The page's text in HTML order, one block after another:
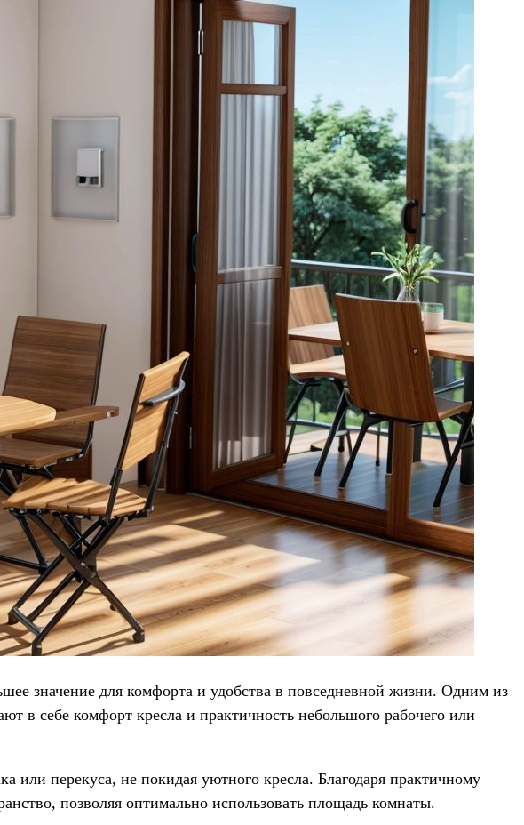
значение для комфорта и удобства в повседневной жизни. Одним из
в себе комфорт кресла и практичность небольшого рабочего или
или перекуса, не покидая уютного кресла. Благодаря практичному
позволяя оптимально использовать площадь комнаты.